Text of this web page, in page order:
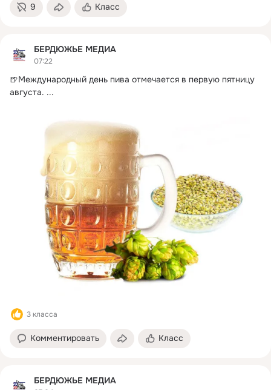
9 Класс
БЕРДЮЖЬЕ МЕДИА
07:22
🍺Международный день пива отмечается в первую пятницу
августа. ...
3 класса
Комментировать Класс
БЕРДЮЖЬЕ МЕДИА